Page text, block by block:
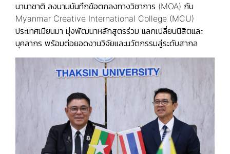
นานาชาติ ลงนามบันทึกข้อตกลงทางวิชาการ (MOA) กับ
Myanmar Creative International College (MCU)
ประเทศเมียนมา มุ่งพัฒนาหลักสูตรร่วม แลกเปลี่ยนนิสิตและ
บุคลากร พร้อมต่อยอดงานวิจัยและนวัตกรรมสู่ระดับสากล